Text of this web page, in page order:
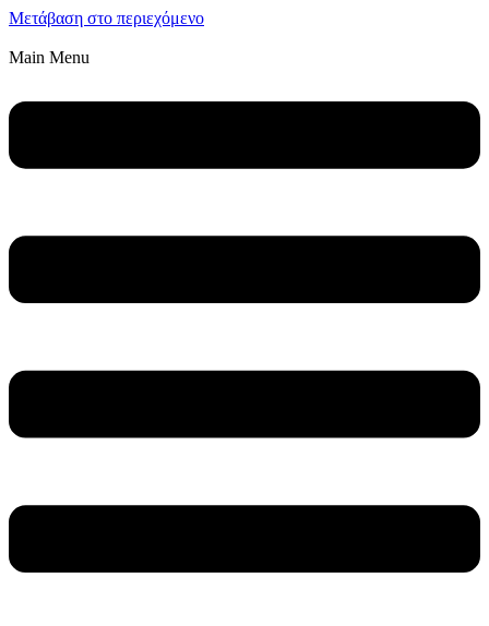
Μετάβαση στο περιεχόμενο
Main Menu